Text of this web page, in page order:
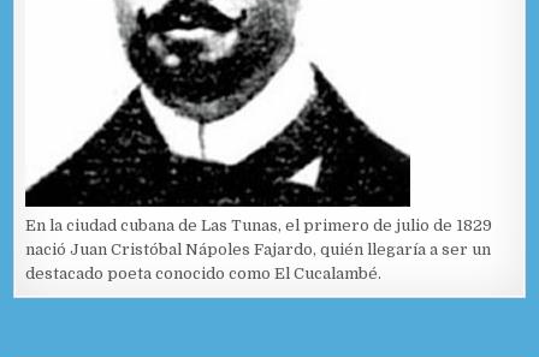
En la ciudad cubana de Las Tunas, el primero de julio de 1829
nació Juan Cristóbal Nápoles Fajardo, quién llegaría a ser un
destacado poeta conocido como El Cucalambé.